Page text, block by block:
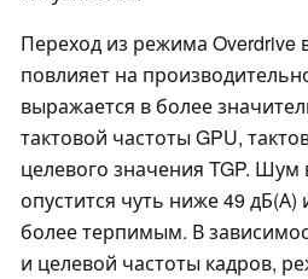
Переход из режима Overdrive
повлияет на
выражается в более
тактовой частоты GPU,
целевого значения TGP. Шум
опустится чуть ниже 49 дБ(А)
более терпимым. В
и целевой частоты кадров,